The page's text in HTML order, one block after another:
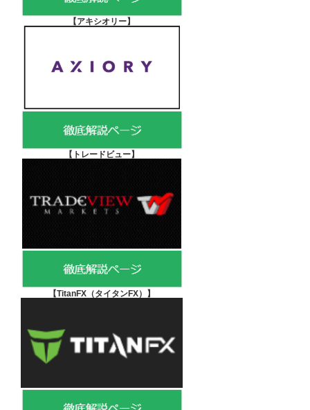
【アキシオリー】
【 トレードビュー】
【TitanFX（タイタンFX） 】